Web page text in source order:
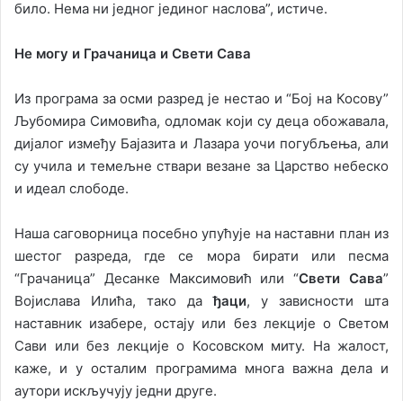
било. Нема ни једног јединог наслова”, истиче.
Не могу и Грачаница и Свети Сава
Из програма за осми разред је нестао и “Бој на Косову”
Љубомира Симовића, одломак који су деца обожавала,
дијалог између Бајазита и Лазара уочи погубљења, али
су учила и темељне ствари везане за Царство небеско
и идеал слободе.
Наша саговорница посебно упућује на наставни план из
шестог разреда, где се мора бирати или песма
“Грачаница” Десанке Максимовић или “Свети Сава”
Војислава Илића, тако дађаци, у зависности шта
наставник изабере, остају или без лекције о Светом
Сави или без лекције о Косовском миту. На жалост,
каже, и у осталим програмима многа важна дела и
аутори искључују једни друге.